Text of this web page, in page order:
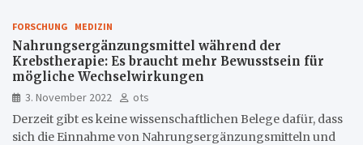
FORSCHUNG MEDIZIN
Nahrungsergänzungsmittel während der
Krebstherapie: Es braucht mehr Bewusstsein für
mögliche Wechselwirkungen
3. November 2022
ots
Derzeit gibt es keine wissenschaftlichen Belege dafür, dass
sich die Einnahme von Nahrungsergänzungsmitteln und